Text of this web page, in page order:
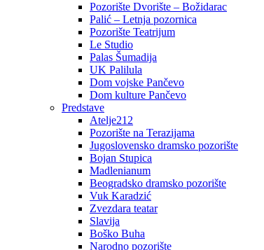
Pozorište Dvorište – Božidarac
Palić – Letnja pozornica
Pozorište Teatrijum
Le Studio
Palas Šumadija
UK Palilula
Dom vojske Pančevo
Dom kulture Pančevo
Predstave
Atelje212
Pozorište na Terazijama
Jugoslovensko dramsko pozorište
Bojan Stupica
Madlenianum
Beogradsko dramsko pozorište
Vuk Karadzić
Zvezdara teatar
Slavija
Boško Buha
Narodno pozorište